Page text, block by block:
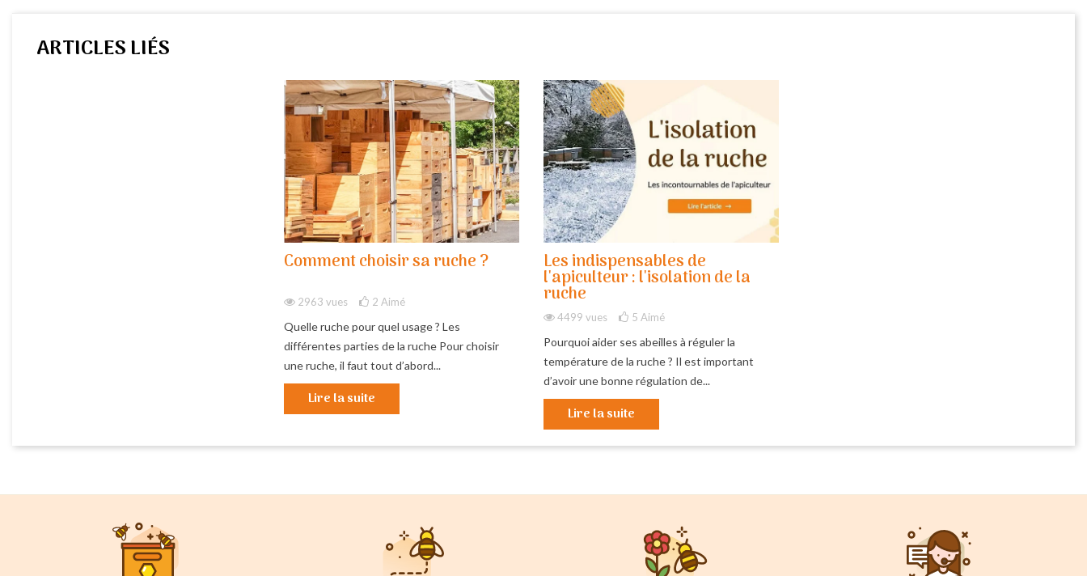
ARTICLES LIÉS
Comment choisir sa ruche ?
2963 vues 2 Aimé
Quelle ruche pour quel usage ? Les
différentes parties de la ruche Pour choisir
une ruche, il faut tout d’abord...
Lire la suite
Les indispensables de
l'apiculteur : l'isolation de la
ruche
4499 vues 5 Aimé
Pourquoi aider ses abeilles à réguler la
température de la ruche ? Il est important
d’avoir une bonne régulation de...
Lire la suite